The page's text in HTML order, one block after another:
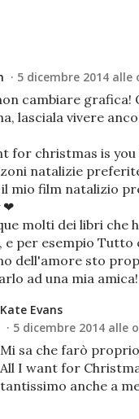
5 dicembre 2014 alle
cambiare grafica!
lasciala vivere
for christmas is you
natalizie
mio film natalizio
❤
molti dei libri che
e per esempio Tutto
dell'amore sto
ad una mia
Kate Evans
5 dicembre 2014 alle
Mi sa che farò
All I want for
tantissimo anche a